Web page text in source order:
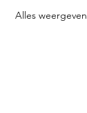
Alles weergeven